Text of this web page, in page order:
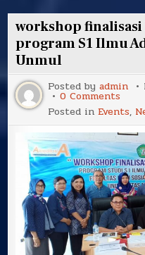
Fisip
dalam
TOT
SAKIP
workshop
program S1 Ilmu
Unmul
Posted byadmin
0 Comments
2019
S1
Ilmu
Fisip
Posted inEvents,